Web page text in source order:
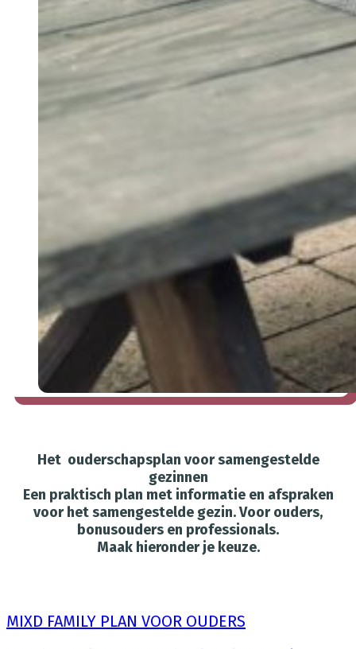
Het ouderschapsplan voor samengestelde
gezinnen
Een praktisch plan met informatie en afspraken
voor het samengestelde gezin. Voor ouders,
bonusouders en professionals.
Maak hieronder je keuze.
MIXD FAMILY PLAN VOOR OUDERS